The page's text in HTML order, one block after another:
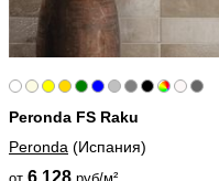
Peronda FS Raku
Peronda (Испания)